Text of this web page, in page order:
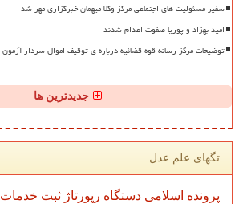
سفیر مسئولیت های اجتماعی مرکز وکلا میهمان خبرگزاری مهر شد
امید بهزاد و پوریا صفوت اعدام شدند
توضیحات مرکز رسانه قوه قضائیه درباره ی توقیف اموال سردار آزمون
جدیدترین ها
تگهای علم عدل
پرونده اسلامی دستگاه رپورتاژ ثبت خدمات